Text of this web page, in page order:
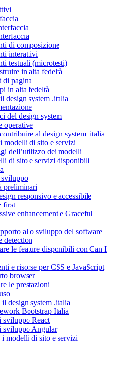
di composizione
interattivi
testuali (microtesti)
in alta fedeltà
di pagina
in alta fedeltà
design system .italia
del design system
operative
al design system .italia
modelli di sito e servizi
dell’utilizzo dei modelli
di sito e servizi disponibili
preliminari
responsivo e accessibile
first
enhancement e Graceful
allo sviluppo del software
detection
le feature disponibili con Can I
e risorse per CSS e JavaScript
browser
le prestazioni
design system .italia
Bootstrap Italia
sviluppo React
sviluppo Angular
modelli di sito e servizi